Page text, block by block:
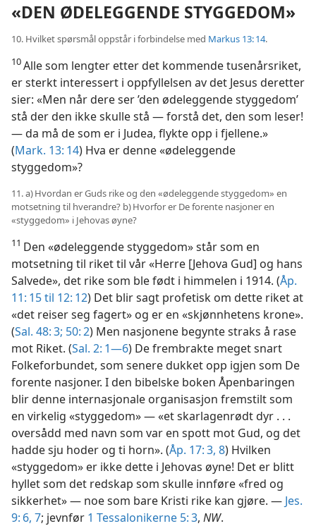
«DEN ØDELEGGENDE STYGGEDOM»
10. Hvilket spørsmål oppstår i forbindelse med Markus 13: 14.
10Alle som lengter etter det kommende tusenårsriket,
er sterkt interessert i oppfyllelsen av det Jesus deretter
sier: «Men når dere ser ’den ødeleggende styggedom’
stå der den ikke skulle stå — forstå det, den som leser!
— da må de som er i Judea, flykte opp i fjellene.»
(Mark. 13: 14) Hva er denne «ødeleggende
styggedom»?
11. a) Hvordan er Guds rike og den «ødeleggende styggedom» en
motsetning til hverandre? b) Hvorfor er De forente nasjoner en
«styggedom» i Jehovas øyne?
11 Den «ødeleggende styggedom» står som en
motsetning til riket til vår «Herre [Jehova Gud] og hans
Salvede», det rike som ble født i himmelen i 1914. (Åp.
11: 15 til 12: 12) Det blir sagt profetisk om dette riket at
«det reiser seg fagert» og er en «skjønnhetens krone».
(Sal. 48: 3; 50: 2) Men nasjonene begynte straks å rase
mot Riket. (Sal. 2: 1—6) De frembrakte meget snart
Folkeforbundet, som senere dukket opp igjen som De
forente nasjoner. I den bibelske boken Åpenbaringen
blir denne internasjonale organisasjon fremstilt som
en virkelig «styggedom» — «et skarlagenrødt dyr . . .
oversådd med navn som var en spott mot Gud, og det
hadde sju hoder og ti horn». (Åp. 17: 3, 8) Hvilken
«styggedom» er ikke dette i Jehovas øyne! Det er blitt
hyllet som det redskap som skulle innføre «fred og
sikkerhet» — noe som bare Kristi rike kan gjøre. — Jes.
9: 6, 7; jevnfør 1 Tessalonikerne 5: 3, NW.